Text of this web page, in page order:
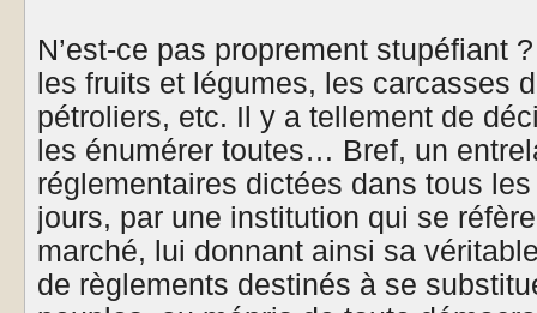
N’est-ce pas proprement stupéfiant
les fruits et légumes, les carcasses
pétroliers, etc. Il y a tellement de
les énumérer toutes… Bref, un
réglementaires dictées dans tous
jours, par une institution qui se
marché, lui donnant ainsi sa
de règlements destinés à se